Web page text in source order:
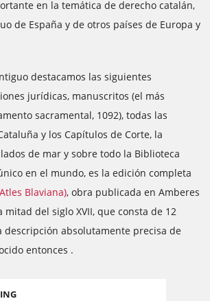
en la temática de derecho catalán,
de España y de otros países de Europa y
destacamos las siguientes
jurídicas, manuscritos (el más
sacramental, 1092), todas las
y los Capítulos de Corte, la
de mar y sobre todo la Biblioteca
en el mundo, es la edición completa
Blaviana), obra publicada en Amberes
del siglo XVII, que consta de 12
descripción absolutamente precisa de
entonces .